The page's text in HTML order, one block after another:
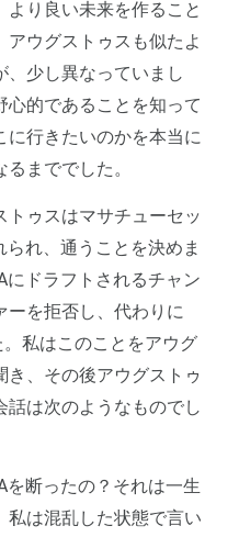
より良い未来を作ること
ウグストゥスも似たよ
、少し異なっていまし
心的であることを知って
に行きたいのかを本当に
まででした。
ゥスはマサチューセッ
れ、通うことを決めま
にドラフトされるチャン
ーを拒否し、代わりに
私はこのことをアウグ
き、その後アウグストゥ
話は次のようなものでし
を断ったの？それは一生
私は混乱した状態で言い